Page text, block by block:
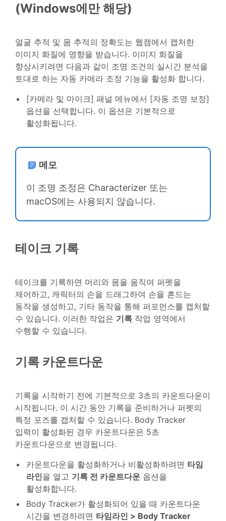
(Windows에만 해당)
얼굴 추적 및 몸 추적의 정확도는 웹캠에서 캡처한
이미지 화질에 영향을 받습니다. 이미지 화질을
향상시키려면 다음과 같이 조명 조건의 실시간 분석을
토대로 하는 자동 카메라 조정 기능을 활성화 합니다.
[카메라 및 마이크] 패널 메뉴에서 [자동 조명 보정]
옵션을 선택합니다. 이 옵션은 기본적으로
활성화됩니다.
메모
이 조명 조정은 Characterizer 또는
macOS에는 사용되지 않습니다.
테이크 기록
테이크를 기록하면 머리와 몸을 움직여 퍼펫을
제어하고, 캐릭터의 손을 드래그하여 손을 흔드는
동작을 생성하고, 기타 동작을 통해 퍼포먼스를 캡처할
수 있습니다. 이러한 작업은 기록 작업 영역에서
수행할 수 있습니다.
기록 카운트다운
기록을 시작하기 전에 기본적으로 3초의 카운트다운이
시작됩니다. 이 시간 동안 기록을 준비하거나 퍼펫의
특정 포즈를 캡처할 수 있습니다. Body Tracker
입력이 활성화된 경우 카운트다운은 5초
카운트다운으로 변경됩니다.
카운트다운을 활성화하거나 비활성화하려면 타임
라인을 열고 기록 전 카운트다운 옵션을
활성화합니다.
Body Tracker가 활성화되어 있을 때 카운트다운
시간을 변경하려면 타임라인 > Body Tracker